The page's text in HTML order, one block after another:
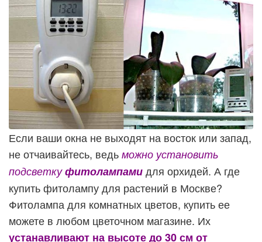
Если ваши окна не выходят на восток или запад,
не отчаивайтесь, ведь можно установить
подсветкуфитолампамидля орхидей. А где
купить фитолампу для растений в Москве?
Фитолампа для комнатных цветов, купить ее
можете в любом цветочном магазине. Их
устанавливают на высоте до 30 см от